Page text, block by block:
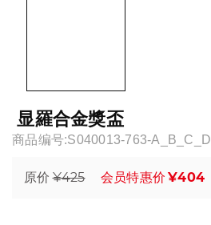
显羅合金獎盃
商品编号:S040013-763-A_B_C_D
原价 ¥425 会员特惠价 ¥404